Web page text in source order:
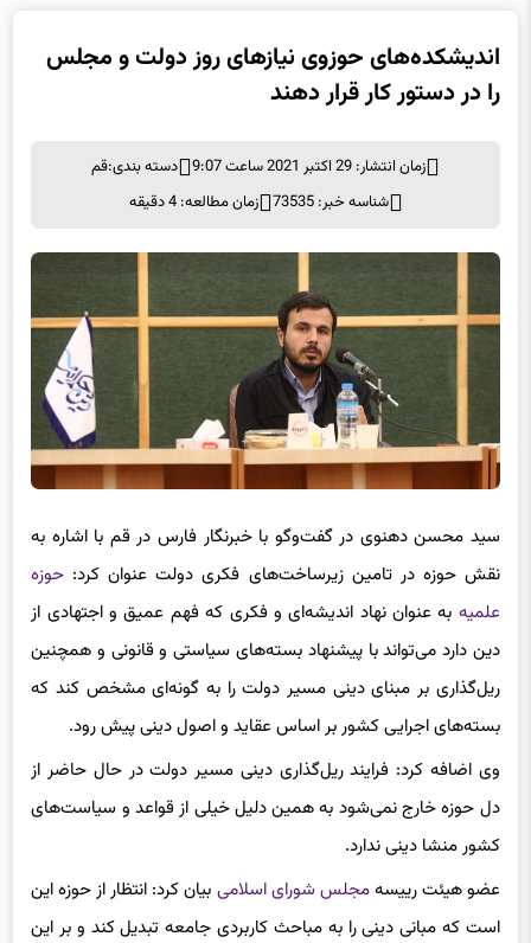
اندیشکده‌های حوزوی نیازهای روز دولت و مجلس
را در دستور کار قرار دهند
زمان انتشار: 29 اکتبر 2021 ساعت 9:07 دسته بندی:قم
شناسه خبر: 73535
زمان مطالعه: 4 دقیقه
سید محسن دهنوی در گفت‌وگو با خبرنگار فارس در قم با اشاره به
نقش حوزه در تامین زیرساخت‌های فکری دولت عنوان کرد: حوزه
علمیه به عنوان نهاد اندیشه‌ای و فکری که فهم عمیق و اجتهادی از
دین دارد می‌تواند با پیشنهاد بسته‌های سیاستی و قانونی و همچنین
ریل‌گذاری بر مبنای دینی مسیر دولت را به گونه‌ای مشخص کند که
بسته‌های اجرایی کشور بر اساس عقاید و اصول دینی پیش رود.
وی اضافه کرد: فرایند ریل‌گذاری دینی مسیر دولت در حال حاضر از
دل حوزه خارج نمی‌شود به همین دلیل خیلی از قواعد و سیاست‌های
کشور منشا دینی ندارد.
عضو هیئت رییسهمجلس شورای اسلامی بیان کرد: انتظار از حوزه این
است که مبانی دینی را به مباحث کاربردی جامعه تبدیل کند و بر این